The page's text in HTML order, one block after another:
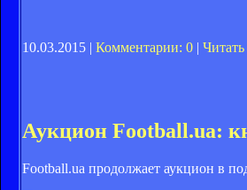
10.03.2015 | Комментарии: 0 |
Аукцион Football.ua:
Football.ua продолжает аукцион в